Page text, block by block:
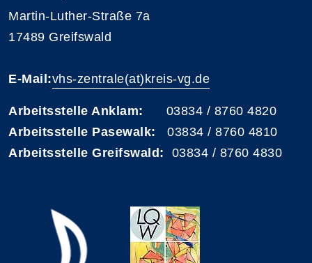
Martin-Luther-Straße 7a
17489 Greifswald
E-Mail:vhs-zentrale(at)kreis-vg.de
Arbeitsstelle Anklam: 03834 / 8760 4820
Arbeitsstelle Pasewalk: 03834 / 8760 4810
Arbeitsstelle Greifswald: 03834 / 8760 4830